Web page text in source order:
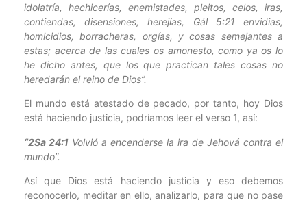
idolatría, hechicerías, enemistades, pleitos, celos, iras,
contiendas, disensiones, herejías, Gál 5:21 envidias,
homicidios, borracheras, orgías, y cosas semejantes a
estas; acerca de las cuales os amonesto, como ya os lo
he dicho antes, que los que practican tales cosas no
heredarán el reino de Dios”.
El mundo está atestado de pecado, por tanto, hoy Dios
está haciendo justicia, podríamos leer el verso 1, así:
“2Sa 24:1 Volvió a encenderse la ira de Jehová contra el
mundo”.
Así que Dios está haciendo justicia y eso debemos
reconocerlo, meditar en ello, analizarlo, para que no pase